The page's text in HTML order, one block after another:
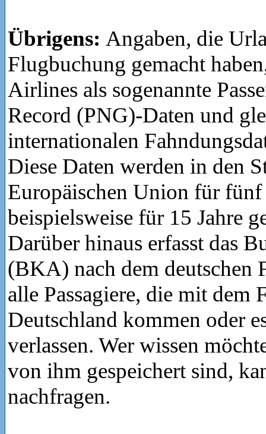
Übrigens: Angaben, die
Flugbuchung gemacht
Airlines als sogenannte
Record (PNG)-Daten und
internationalen
Diese Daten werden in den
Europäischen Union für
beispielsweise für 15 Jahre
Darüber hinaus erfasst das
(BKA) nach dem deutschen
alle Passagiere, die mit dem
Deutschland kommen oder
verlassen. Wer wissen
von ihm gespeichert sind,
nachfragen.